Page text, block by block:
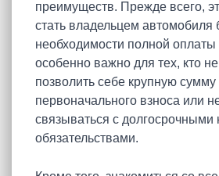
преимуществ. Прежде всего,
стать владельцем автомобиля
необходимости полной оплаты
особенно важно для тех, кто
позволить себе крупную сумму
первоначального взноса или
связываться с долгосрочными
обязательствами.